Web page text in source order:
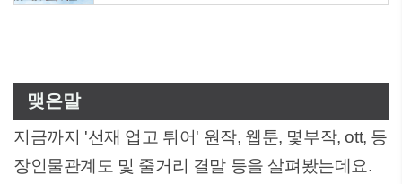
맺은말
지금까지 '선재 업고 튀어' 원작, 웹툰, 몇부작, ott, 등
장인물관계도 및 줄거리 결말 등을 살펴봤는데요.